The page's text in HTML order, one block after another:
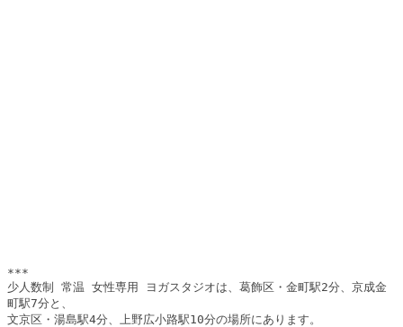
***
少人数制 常温 女性専用 ヨガスタジオは、葛飾区・金町駅2分、京成金
町駅7分と、
文京区・湯島駅4分、上野広小路駅10分の場所にあります。